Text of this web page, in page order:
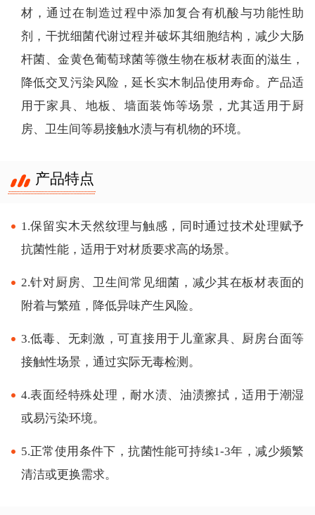
材，通过在制造过程中添加复合有机酸与功能性助
剂，干扰细菌代谢过程并破坏其细胞结构，减少大肠
杆菌、金黄色葡萄球菌等微生物在板材表面的滋生，
降低交叉污染风险，延长实木制品使用寿命。产品适
用于家具、地板、墙面装饰等场景，尤其适用于厨
房、卫生间等易接触水渍与有机物的环境。
产品特点
1.保留实木天然纹理与触感，同时通过技术处理赋予
抗菌性能，适用于对材质要求高的场景。
2.针对厨房、卫生间常见细菌，减少其在板材表面的
附着与繁殖，降低异味产生风险。
3.低毒、无刺激，可直接用于儿童家具、厨房台面等
接触性场景，通过实际无毒检测。
4.表面经特殊处理，耐水渍、油渍擦拭，适用于潮湿
或易污染环境。
5.正常使用条件下，抗菌性能可持续1-3年，减少频繁
清洁或更换需求。